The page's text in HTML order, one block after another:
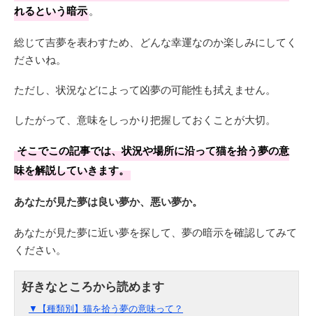
れるという暗示。
総じて吉夢を表わすため、どんな幸運なのか楽しみにしてく
ださいね。
ただし、状況などによって凶夢の可能性も拭えません。
したがって、意味をしっかり把握しておくことが大切。
そこでこの記事では、状況や場所に沿って猫を拾う夢の意
味を解説していきます。
あなたが見た夢は良い夢か、悪い夢か。
あなたが見た夢に近い夢を探して、夢の暗示を確認してみて
ください。
▼【種類別】猫を拾う夢の意味って？